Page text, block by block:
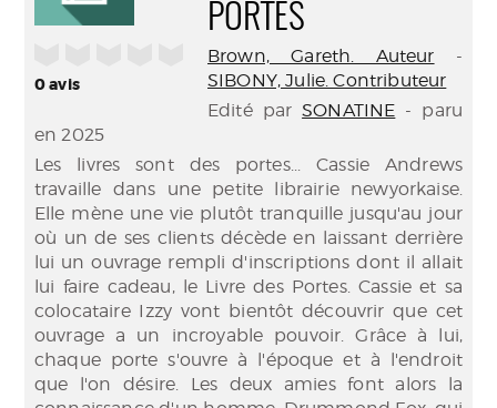
0avis
PORTES
Brown, Gareth. Auteur -
SIBONY, Julie. Contributeur
Edité parSONATINE - paru
en 2025
Les livres sont des portes... Cassie Andrews
travaille dans une petite librairie newyorkaise.
Elle mène une vie plutôt tranquille jusqu'au jour
où un de ses clients décède en laissant derrière
lui un ouvrage rempli d'inscriptions dont il allait
lui faire cadeau, le Livre des Portes. Cassie et sa
colocataire Izzy vont bientôt découvrir que cet
ouvrage a un incroyable pouvoir. Grâce à lui,
chaque porte s'ouvre à l'époque et à l'endroit
que l'on désire. Les deux amies font alors la